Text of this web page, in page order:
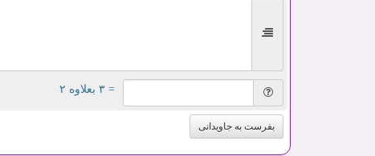
= ۳ بعلاوه ۲
بفرست به جاویدانی